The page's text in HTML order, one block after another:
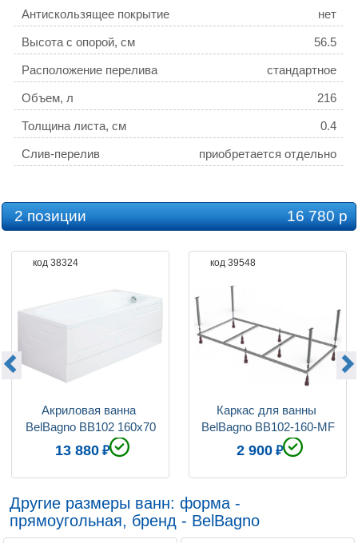
Антискользящее покрытие нет
Высота с опорой, см 56.5
Расположение перелива стандартное
Объем, л 216
Толщина листа, см 0.4
Слив-перелив приобретается отдельно
2 позиции 16 780 р
код 38324
Акриловая ванна
BelBagno BB102 160x70
13 880
код 39548
Каркас для ванны
BelBagno BB102-160-MF
2 900
Другие размеры ванн: форма -
прямоугольная, бренд - BelBagno